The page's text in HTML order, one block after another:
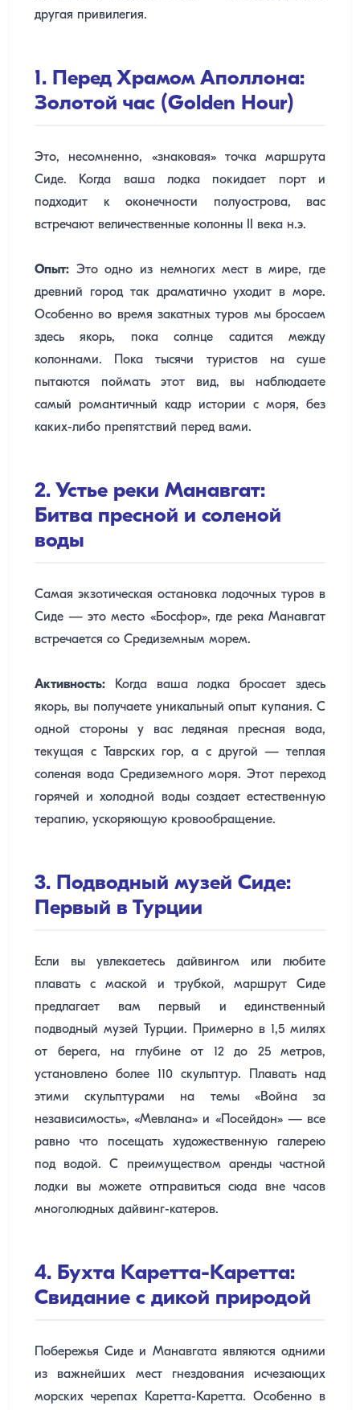
другая привилегия.
1. Перед Храмом Аполлона:
Золотой час (Golden Hour)
Это, несомненно, «знаковая» точка маршрута
Сиде. Когда ваша лодка покидает порт и
подходит к оконечности полуострова, вас
встречают величественные колонны II века н.э.
Опыт: Это одно из немногих мест в мире, где
древний город так драматично уходит в море.
Особенно во время закатных туров мы бросаем
здесь якорь, пока солнце садится между
колоннами. Пока тысячи туристов на суше
пытаются поймать этот вид, вы наблюдаете
самый романтичный кадр истории с моря, без
каких-либо препятствий перед вами.
2. Устье реки Манавгат:
Битва пресной и соленой
воды
Самая экзотическая остановка лодочных туров в
Сиде — это место «Босфор», где река Манавгат
встречается со Средиземным морем.
Активность: Когда ваша лодка бросает здесь
якорь, вы получаете уникальный опыт купания. С
одной стороны у вас ледяная пресная вода,
текущая с Таврских гор, а с другой — теплая
соленая вода Средиземного моря. Этот переход
горячей и холодной воды создает естественную
терапию, ускоряющую кровообращение.
3. Подводный музей Сиде:
Первый в Турции
Если вы увлекаетесь дайвингом или любите
плавать с маской и трубкой, маршрут Сиде
предлагает вам первый и единственный
подводный музей Турции. Примерно в 1,5 милях
от берега, на глубине от 12 до 25 метров,
установлено более 110 скульптур. Плавать над
этими скульптурами на темы «Война за
независимость», «Мевлана» и «Посейдон» — все
равно что посещать художественную галерею
под водой. С преимуществом аренды частной
лодки вы можете отправиться сюда вне часов
многолюдных дайвинг-катеров.
4. Бухта Каретта-Каретта:
Свидание с дикой природой
Побережья Сиде и Манавгата являются одними
из важнейших мест гнездования исчезающих
морских черепах Каретта-Каретта. Особенно в